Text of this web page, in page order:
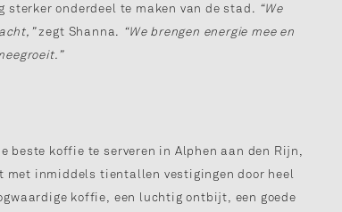
sterker onderdeel te maken van de stad. “We
zegt Shanna. “We brengen energie mee en
beste koffie te serveren in Alphen aan den Rijn,
met inmiddels tientallen vestigingen door heel
koffie, een luchtig ontbijt, een goede